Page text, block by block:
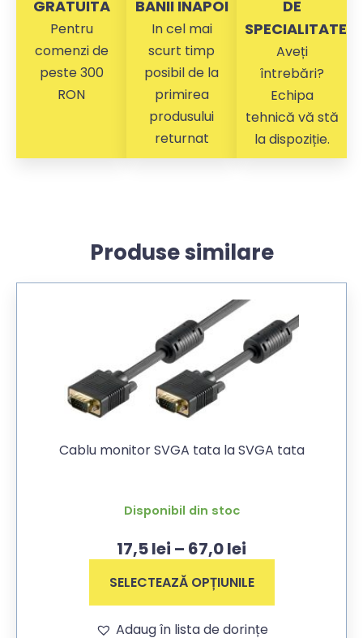
GRATUITA
Pentru
comenzi de
peste 300
RON
BANII INAPOI
In cel mai
scurt timp
posibil de la
primirea
produsului
returnat
DE
SPECIALITATE
Aveți
întrebări?
Echipa
tehnică vă stă
la dispoziție.
Produse similare
Cablu monitor SVGA tata la SVGA tata
Disponibil din stoc
17,5lei – 67,0lei
SELECTEAZĂ OPȚIUNILE
Adaug în lista de dorințe